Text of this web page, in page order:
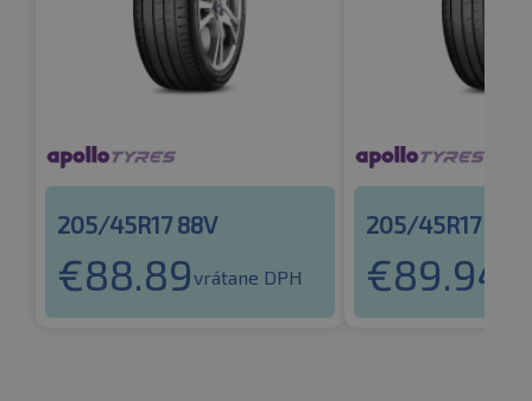
205/45R17 88V
€88.89vrátane DPH
205/45R17
€89.94